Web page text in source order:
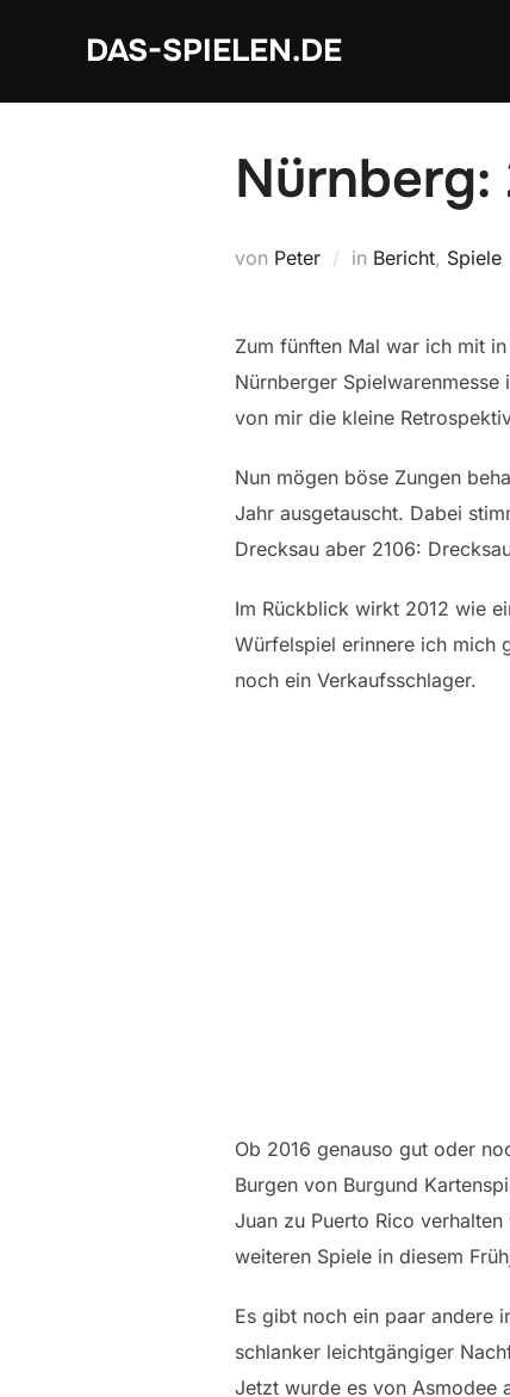
DAS-SPIELEN.DE
Nürnberg:
von Peter in Bericht, Spiele
Zum fünften Mal war ich mit
Nürnberger
von mir die kleine
Nun mögen böse Zungen
Jahr ausgetauscht. Dabei
Drecksau aber 2106:
Im Rückblick wirkt 2012 wie
Würfelspiel erinnere ich mich
noch ein Verkaufsschlager.
Ob 2016 genauso gut oder
Burgen von Burgund
Juan zu Puerto Rico
weiteren Spiele in diesem
Es gibt noch ein paar andere
schlanker leichtgängiger
Jetzt wurde es von Asmodee